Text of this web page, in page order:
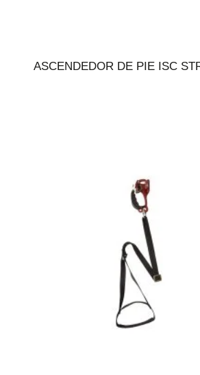
ASCENDEDOR DE PIE ISC